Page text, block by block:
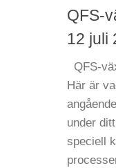
QFS-
12 juli
QFS-
Här är
under
speciell